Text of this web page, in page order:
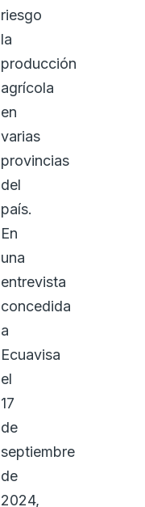
riesgo
la
producción
agrícola
en
varias
provincias
del
país.
En
una
entrevista
concedida
a
Ecuavisa
el
17
de
septiembre
de
2024,